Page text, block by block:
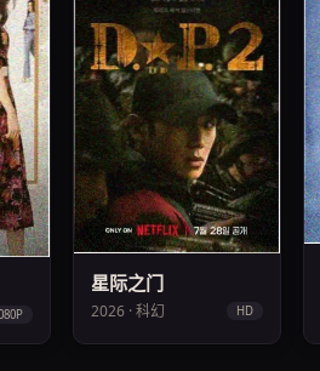
星际之门
2026 · 科幻 HD